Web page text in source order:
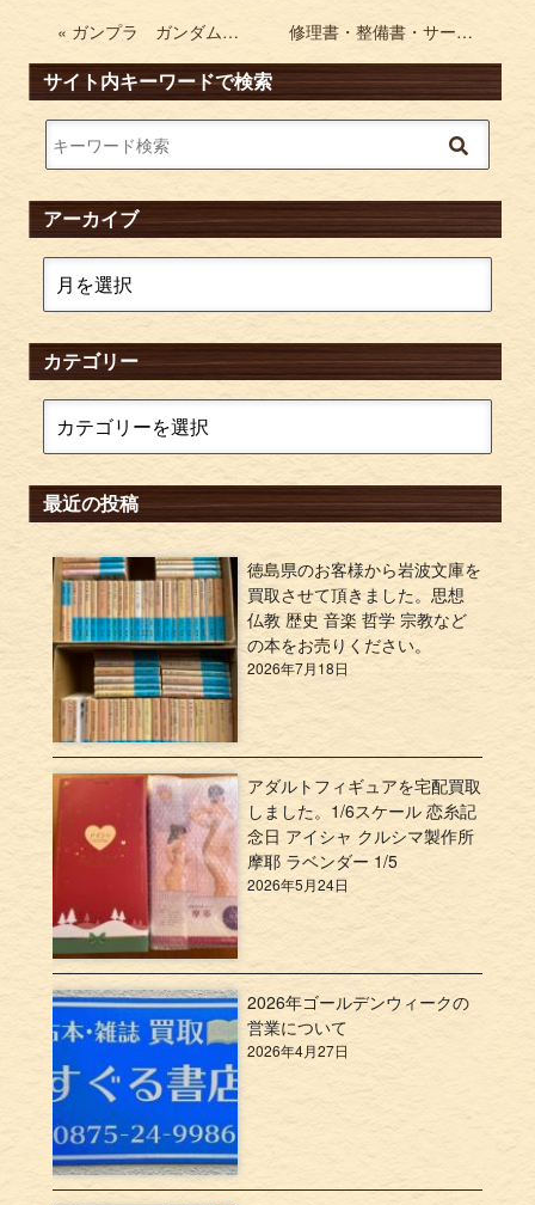
« ガンプラ ガンダムフィギュアを買取り致します 修理書・整備書・サービスマニュアル・パーツリストなどの買取 »
サイト内キーワードで検索
アーカイブ
カテゴリー
最近の投稿
徳島県のお客様から岩波文庫を
買取させて頂きました。思想
仏教 歴史 音楽 哲学 宗教など
の本をお売りください。
2026年7月18日
アダルトフィギュアを宅配買取
しました。1/6スケール 恋糸記
念日 アイシャ クルシマ製作所
摩耶 ラベンダー 1/5
2026年5月24日
2026年ゴールデンウィークの
営業について
2026年4月27日